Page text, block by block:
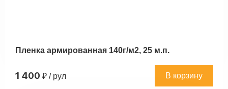
Пленка армированная 140г/м2, 25 м.п.
1 400 ₽ / рул В корзину